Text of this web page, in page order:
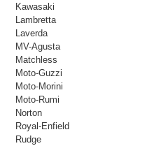
Kawasaki
Lambretta
Laverda
MV-Agusta
Matchless
Moto-Guzzi
Moto-Morini
Moto-Rumi
Norton
Royal-Enfield
Rudge